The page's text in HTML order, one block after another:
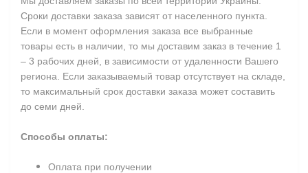
Сроки доставки заказа зависят от населенного пункта.
Если в момент оформления заказа все выбранные
товары есть в наличии, то мы доставим заказ в течение 1
– 3 рабочих дней, в зависимости от удаленности Вашего
региона. Если заказываемый товар отсутствует на складе,
то максимальный срок доставки заказа может составить
до семи дней.
Способы оплаты:
Оплата при получении